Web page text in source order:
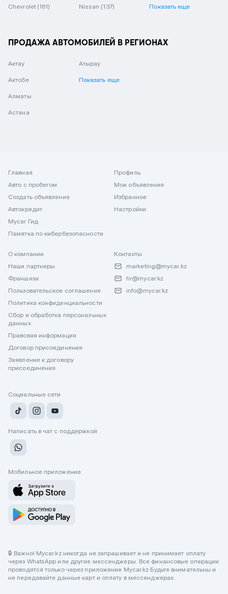
Chevrolet (161) Nissan (137) Показать еще
ПРОДАЖА АВТОМОБИЛЕЙ В РЕГИОНАХ
Актау
Актобе
Алматы
Астана
Атырау
Показать еще
Главная
Авто с пробегом
Создать объявление
Автокредит
Mycar Гид
Памятка по кибербезопасности
Профиль
Мои объявления
Избранное
Настройки
О компании
Наши партнеры
Франшиза
Пользовательское соглашение
Политика конфиденциальности
Сбор и обработка персональных
данных
Правовая информация
Договор присоединения
Заявление к договору
присоединения
Контакты
marketing@mycar.kz
hr@mycar.kz
info@mycar.kz
Социальные сети
Написать в чат с поддержкой
Мобильное приложение
🔒 Важно! Mycar.kz никогда не запрашивает и не принимает оплату
через WhatsApp или другие мессенджеры. Все финансовые операции
проводятся только через приложение Mycar.kz Будьте внимательны и
не передавайте данные карт и оплату в мессенджерах.